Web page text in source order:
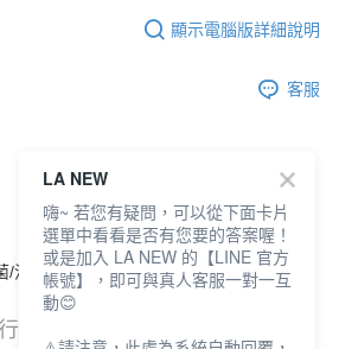
顯示電腦版詳細說明
客服
查看全部
/消臭
LA NEW
嗨~ 若您有疑問，可以從下面卡片
選單中看看是否有您要的答案喔！
或是加入 LA NEW 的【LINE 官方
帳號】，即可與真人客服一對一互
動😊